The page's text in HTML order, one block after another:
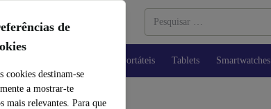
de
cookies destinam-se
a mostrar-te
mais relevantes. Para que
Ajuda
Computadores Portáteis Tablets Smartwatches